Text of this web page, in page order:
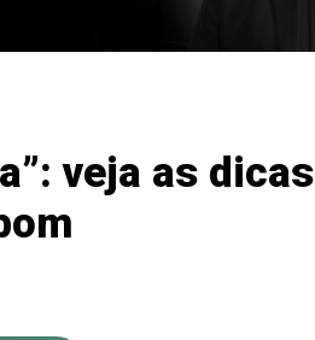
veja as dicas